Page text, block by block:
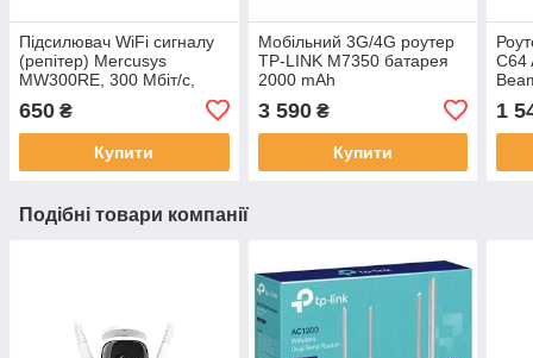
Підсилювач WiFi сигналу
(репітер) Mercusys
MW300RE, 300 Мбіт/с,
650 ₴
Купити
Мобільний 3G/4G роутер
TP-LINK M7350 батарея
2000 mAh
3 590₴
Купити
C64
1
Подібні товари компанії